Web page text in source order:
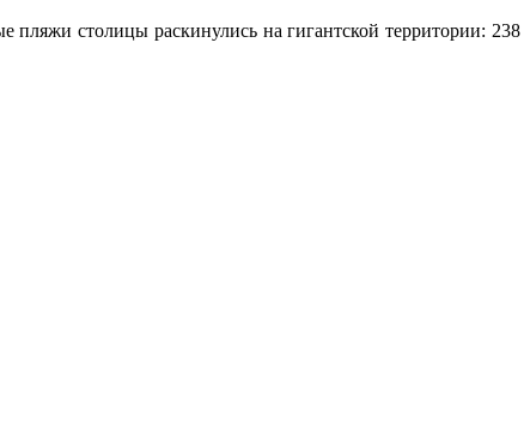
столицы раскинулись на гигантской территории: 238